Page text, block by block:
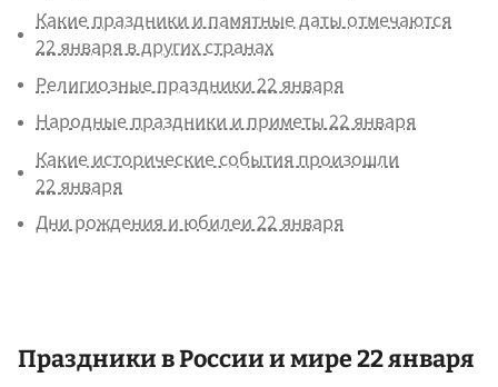
Какие праздники и памятные даты отмечаются
22 января в других странах
Религиозные праздники 22 января
Народные праздники и приметы 22 января
Какие исторические события произошли
22 января
Дни рождения и юбилеи 22 января
Праздники в России и мире 22 января